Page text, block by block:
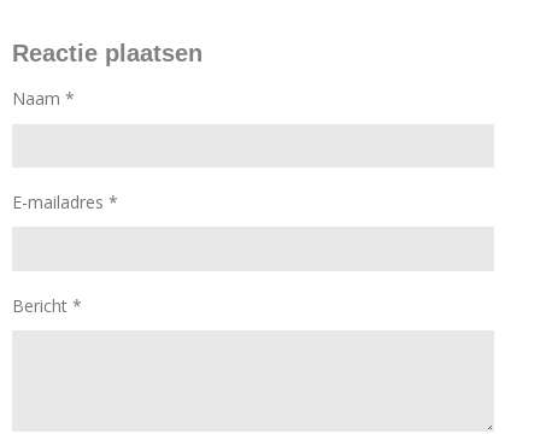
Reactie plaatsen
Naam *
E-mailadres *
Bericht *